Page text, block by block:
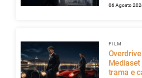
06 Agosto
FILM
Overdrive stasera su
Mediaset
trama e